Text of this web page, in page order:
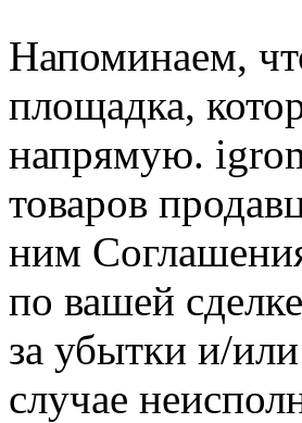
Напоминаем,
площадка,
напрямую.
товаров
ним
по вашей
за убытки и/
случае